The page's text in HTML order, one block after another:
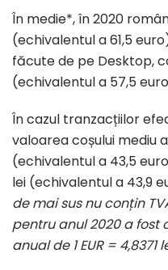
În medie*, în 2020
(echivalentul a 61,5
făcute de pe Desktop,
(echivalentul a 57,5
În cazul tranzacțiilor
valoarea coșului mediu
(echivalentul a 43,5
lei (echivalentul a 43,9
de mai sus nu conțin
pentru anul 2020 a
anual de 1 EUR = 4,8371